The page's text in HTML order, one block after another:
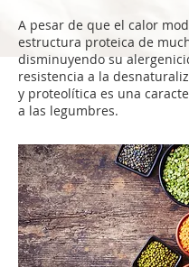
A pesar de que el calor
estructura proteica de
disminuyendo su
resistencia a la
y proteolítica es una
a las legumbres.